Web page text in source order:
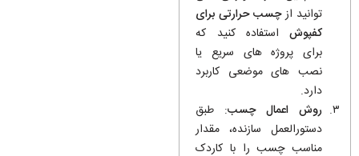
توانید ازچسب حرارتی برای
کفپوش استفاده کنید که
برای پروژه های سریع یا
نصب های موضعی کاربرد
دارد.
روش اعمال چسب: طبق
دستورالعمل سازنده، مقدار
مناسب چسب را با کاردک